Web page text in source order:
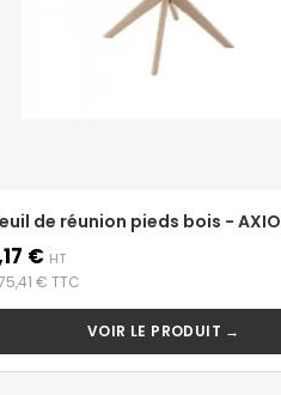
de réunion pieds bois - AXIO
€ HT
€ TTC
VOIR LE PRODUIT →